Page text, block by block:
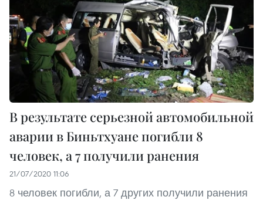
В результате серьезной автомобильной
аварии в Биньтхуане погибли 8
человек, а 7 получили ранения
21/07/2020 11:06
8 человек погибли, а 7 других получили ранения